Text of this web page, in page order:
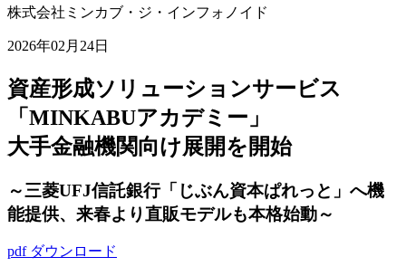
株式会社ミンカブ・ジ・インフォノイド
2026年02月24日
資産形成ソリューションサービス
「MINKABUアカデミー」
大手金融機関向け展開を開始
～三菱UFJ信託銀行「じぶん資本ぱれっと」へ機
能提供、来春より直販モデルも本格始動～
pdf ダウンロード